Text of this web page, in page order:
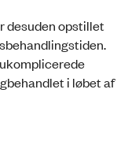
desuden opstillet
i løbet af